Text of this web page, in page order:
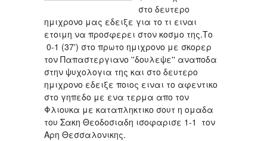
στο δευτερο
ημιχρονο μας εδειξε για το τι ειναι
ετοιμη να προσφερει στον κοσμο της.Το
0-1 (37') στο πρωτο ημιχρονο με σκορερ
τον Παπαστεργιανο ''δουλεψε'' αναποδα
στην ψυχολογια της και στο δευτερο
ημιχρονο εδειξε ποιος ειναι το αφεντικο
στο γηπεδο με ενα τερμα απο τον
Φλιουκα με καταπληκτικο σουτ η ομαδα
του Σακη Θεοδoσιαδη ισοφαρισε 1-1 τον
Αρη Θεσσαλονικης.